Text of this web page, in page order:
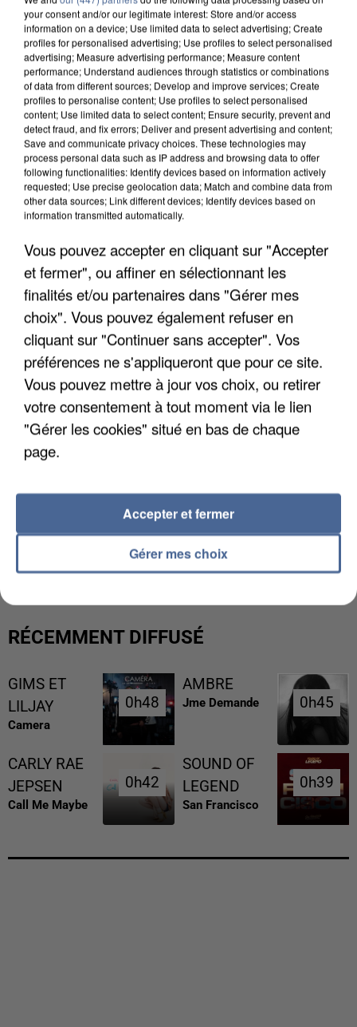
UN SECOND CADRE DE LA DZ MAFIA
INTERPELLÉ EN ALGÉRIE
UNE TOURISTE DE L’OISE EMPORTÉE PAR UNE
COULÉE DE BOUE EN HAUTE-SAVOIE
RÉCEMMENT DIFFUSÉ
GIMS ET
LILJAY
Camera
0h48
0h48
AMBRE
Jme Demande 0h45
0h45
CARLY RAE
JEPSEN
Call Me Maybe
0h42
0h42
SOUND OF
LEGEND
San Francisco
0h39
0h39
your consent and/or our legitimate interest: Store and/or access
information on a device; Use limited data to select advertising; Create
profiles for personalised advertising; Use profiles to select personalised
advertising; Measure advertising performance; Measure content
performance; Understand audiences through statistics or combinations
of data from different sources; Develop and improve services; Create
profiles to personalise content; Use profiles to select personalised
content; Use limited data to select content; Ensure security, prevent and
detect fraud, and fix errors; Deliver and present advertising and content;
Save and communicate privacy choices. These technologies may
process personal data such as IP address and browsing data to offer
following functionalities: Identify devices based on information actively
requested; Use precise geolocation data; Match and combine data from
other data sources; Link different devices; Identify devices based on
information transmitted automatically.
Vous pouvez accepter en cliquant sur "Accepter
et fermer", ou affiner en sélectionnant les
finalités et/ou partenaires dans "Gérer mes
choix". Vous pouvez également refuser en
cliquant sur "Continuer sans accepter". Vos
préférences ne s'appliqueront que pour ce site.
Vous pouvez mettre à jour vos choix, ou retirer
votre consentement à tout moment via le lien
"Gérer les cookies" situé en bas de chaque
page.
Gérer mes choix
Accepter et fermer